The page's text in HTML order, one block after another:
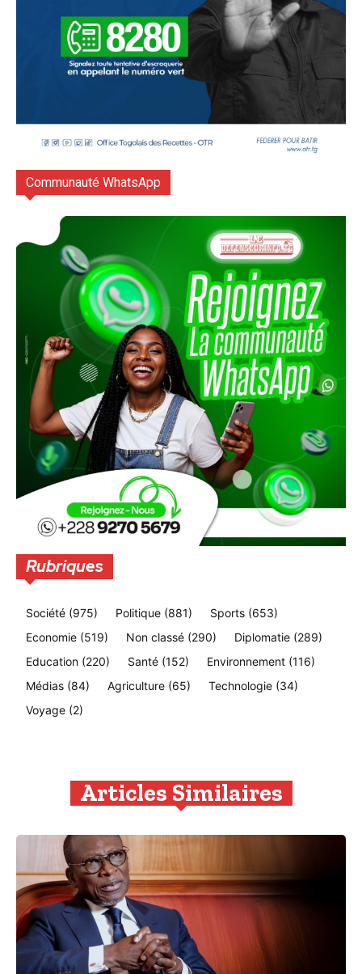
Communauté WhatsApp
Rubriques
Société (975) Politique (881) Sports (653)
Economie (519) Non classé (290) Diplomatie (289)
Education (220) Santé (152) Environnement (116)
Médias (84) Agriculture (65) Technologie (34)
Voyage (2)
Articles Similaires